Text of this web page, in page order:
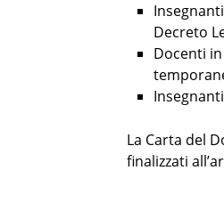
Decreto
Docenti
La Carta del
finalizzati